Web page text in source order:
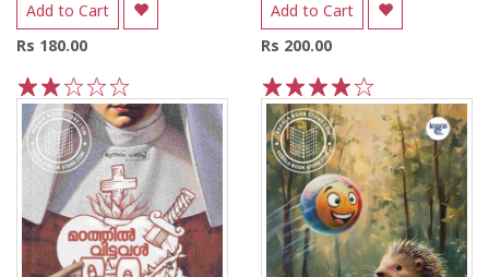
Add to Cart
Rs 180.00
5
4
3
2
1
Add to Cart
Rs 200.00
5
4
3
2
1